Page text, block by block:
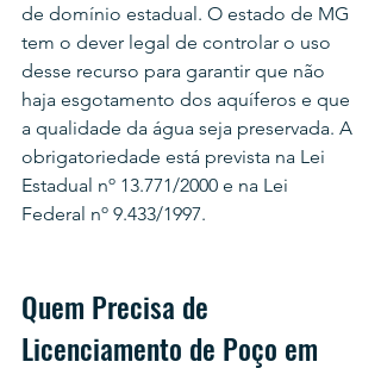
de domínio estadual. O estado de MG
tem o dever legal de controlar o uso
desse recurso para garantir que não
haja esgotamento dos aquíferos e que
a qualidade da água seja preservada. A
obrigatoriedade está prevista na Lei
Estadual nº 13.771/2000 e na Lei
Federal nº 9.433/1997.
Quem Precisa de
Licenciamento de Poço em